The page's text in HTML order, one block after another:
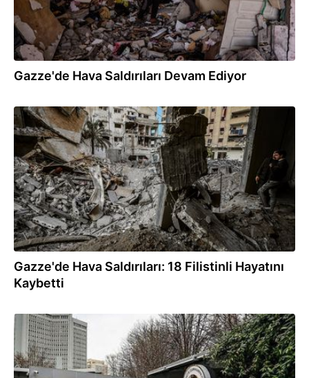
Gazze'de Hava Saldırıları Devam Ediyor
03.08.2026
Gazze'de Hava Saldırıları: 18 Filistinli Hayatını
Kaybetti
03.08.2026